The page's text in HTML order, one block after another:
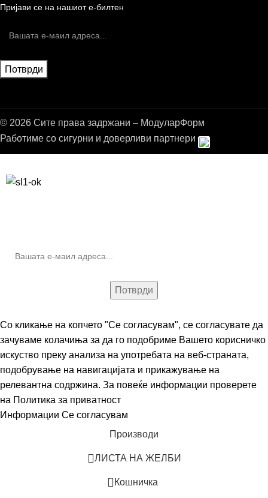
Пријави се на нашиот е-билтен
© 2026 Сите права задржани – МодуларФорм
Работиме со сигурни и доверливи партнери
Со кликање на копчето "Се согласувам", се согласувате да
зачуваме колачиња за да го подобриме Вашето корисничко
искуство преку анализа на употребата на веб-страната,
подобрување на навигацијата и прикажување на
релевантна содржина. За повеќе информации проверете
на Политика за приватност
Информации Се согласувам
Производи
ЛИСТА НА ЖЕЛБИ
0 Кошничка